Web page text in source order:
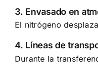
3. Envasado en
El nitrógeno
4. Líneas de
Durante la